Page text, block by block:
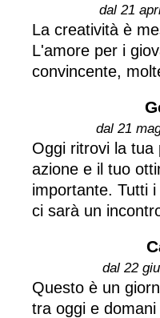
dal 21
La creatività è
L'amore per i
convincente,
dal 21
Oggi ritrovi la tua
azione e il tuo
importante. Tutti
ci sarà un
dal 22
Questo è un
tra oggi e